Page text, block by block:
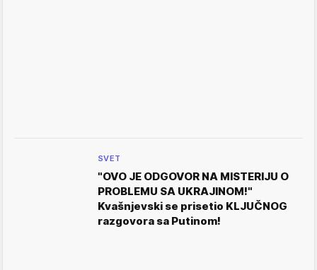
SVET
"OVO JE ODGOVOR NA MISTERIJU O
PROBLEMU SA UKRAJINOM!"
Kvašnjevski se prisetio KLJUČNOG
razgovora sa Putinom!